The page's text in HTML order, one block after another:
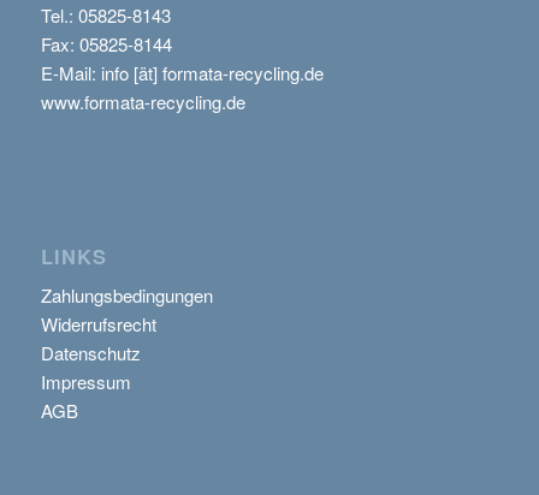
Tel.: 05825-8143
Fax: 05825-8144
E-Mail: info [ät] formata-recycling.de
www.formata-recycling.de
LINKS
Zahlungsbedingungen
Widerrufsrecht
Datenschutz
Impressum
AGB